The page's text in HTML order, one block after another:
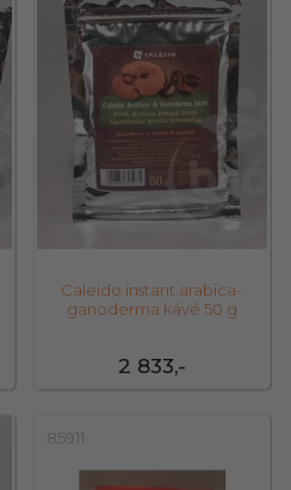
2 833,-
Caleido instant arabica-
ganoderma kávé 50 g
85911